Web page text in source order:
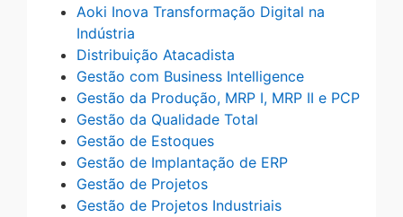
Aoki Inova Transformação Digital na
Indústria
Distribuição Atacadista
Gestão com Business Intelligence
Gestão da Produção, MRP I, MRP II e PCP
Gestão da Qualidade Total
Gestão de Estoques
Gestão de Implantação de ERP
Gestão de Projetos
Gestão de Projetos Industriais